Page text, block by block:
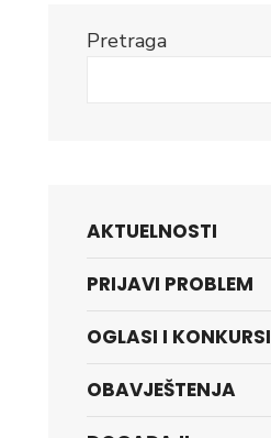
Pretraga
AKTUELNOSTI
PRIJAVI PROBLEM
OGLASI I KONKURSI
OBAVJEŠTENJA